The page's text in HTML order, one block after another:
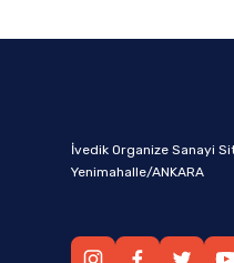
İvedik Organize Sanayi
Yenimahalle/ANKARA